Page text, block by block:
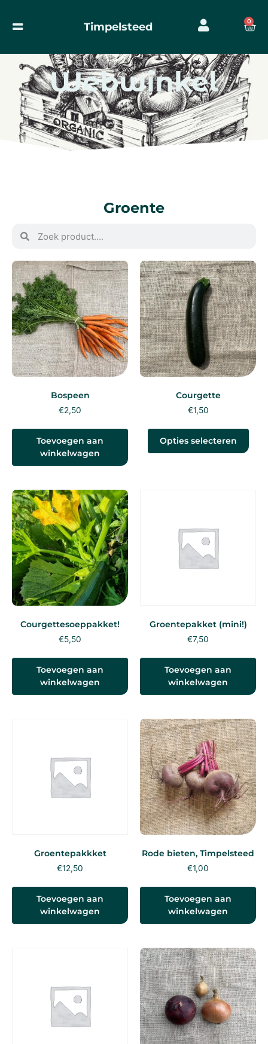
Timpelsteed 0
Webwinkel
Groente
Bospeen
€2,50
Toevoegen aan
winkelwagen
Courgette
€1,50
Opties selecteren
Courgettesoeppakket!
€5,50
Toevoegen aan
winkelwagen
Groentepakket (mini!)
€7,50
Toevoegen aan
winkelwagen
Groentepakkket
€12,50
Toevoegen aan
winkelwagen
Rode bieten, Timpelsteed
€1,00
Toevoegen aan
winkelwagen